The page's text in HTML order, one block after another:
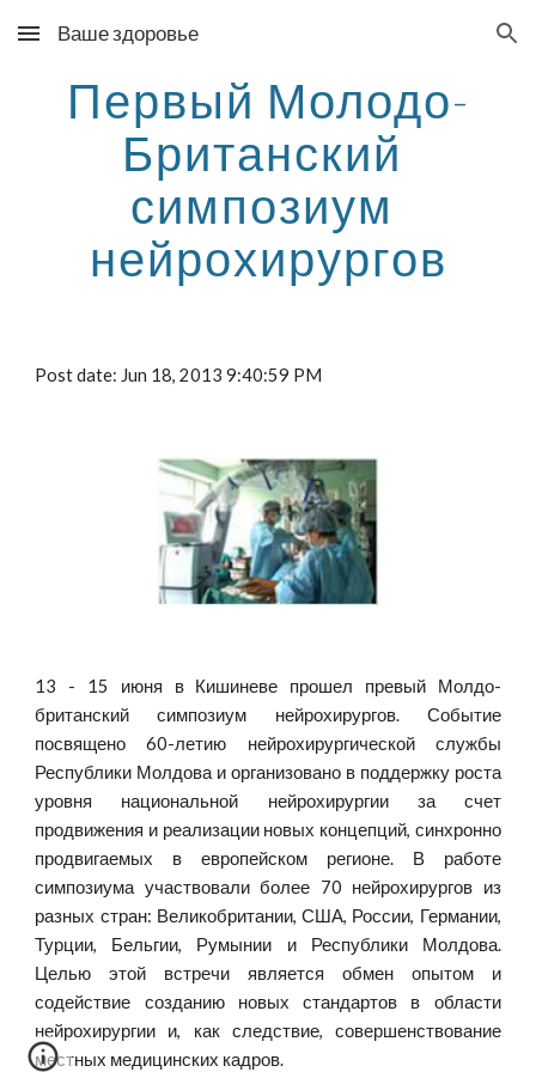
Skip to main content Skip to navigation
Ваше здоровье
Первый Молодо-
Британский
симпозиум
нейрохирургов
Post date: Jun 18, 2013 9:40:59 PM
13 - 15 июня в Кишиневе прошел превый Молдо-
британский симпозиум нейрохирургов. Событие
посвящено 60-летию нейрохирургической службы
Республики Молдова и организовано в поддержку роста
уровня национальной нейрохирургии за счет
продвижения и реализации новых концепций, синхронно
продвигаемых в европейском регионе. В работе
симпозиума участвовали более 70 нейрохирургов из
разных стран: Великобритании, США, России, Германии,
Турции, Бельгии, Румынии и Республики Молдова.
Целью этой встречи является обмен опытом и
содействие созданию новых стандартов в области
нейрохирургии и, как следствие, совершенствование
местных медицинских кадров.